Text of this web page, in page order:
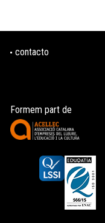
contacto
Formem part de